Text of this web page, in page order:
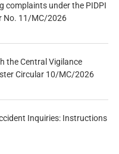
complaints under the PIDPI
No. 11/MC/2026
the Central Vigilance
Circular 10/MC/2026
Inquiries: Instructions